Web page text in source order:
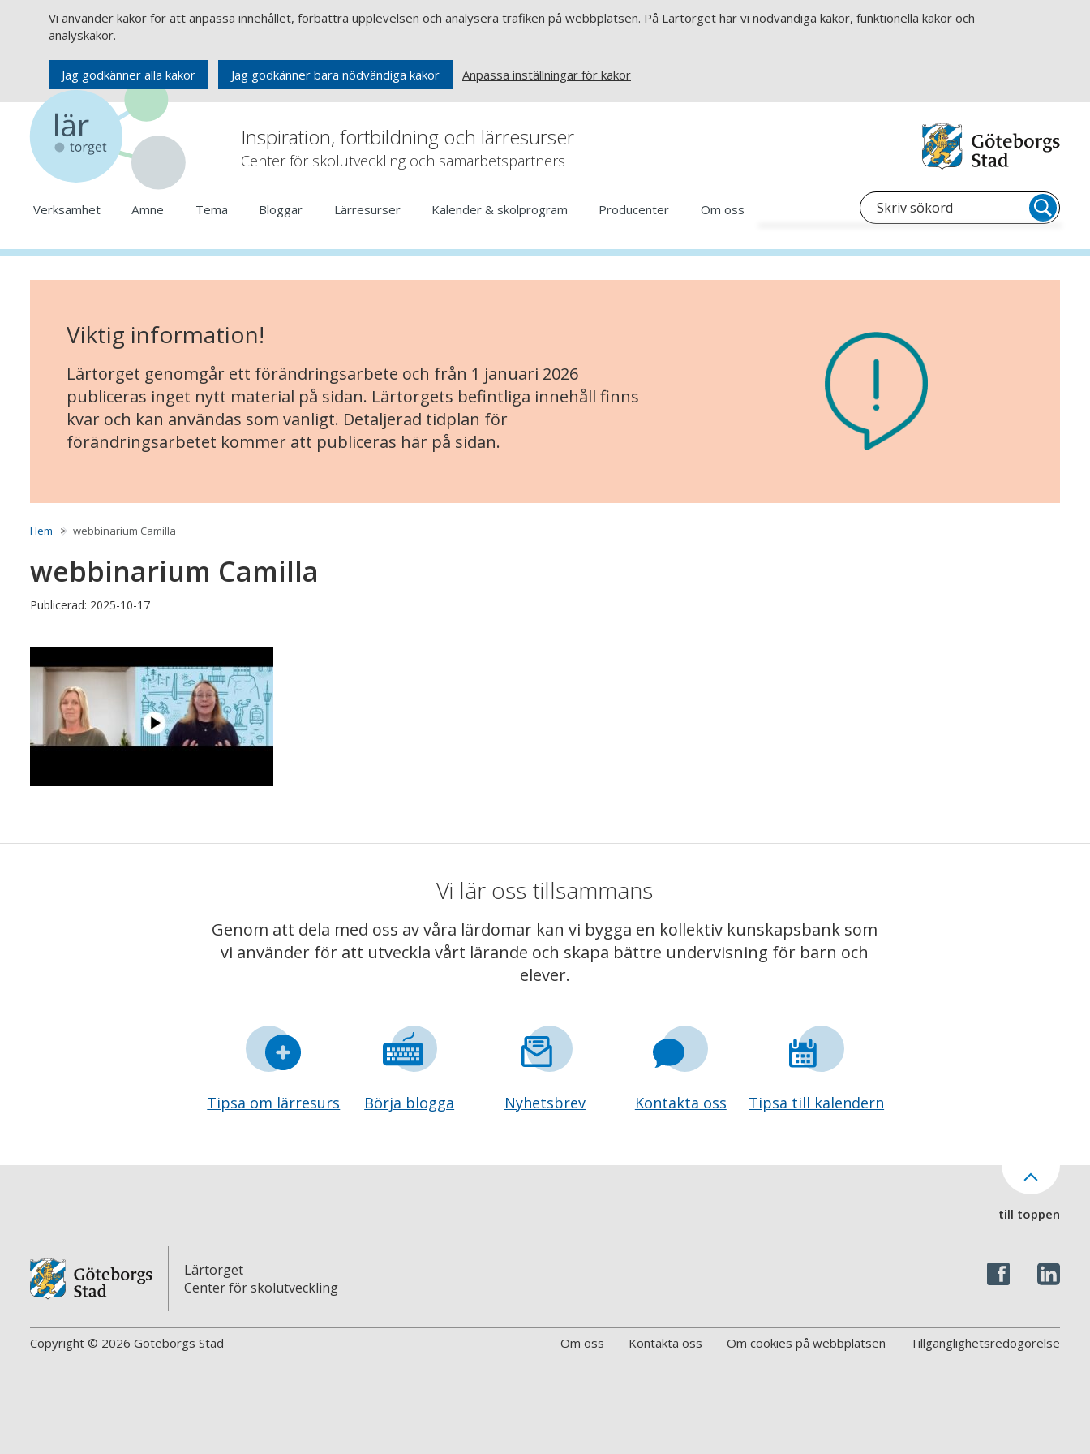
Vi använder kakor för att anpassa innehållet, förbättra upplevelsen och analysera trafiken på webbplatsen. På Lärtorget har vi nödvändiga kakor, funktionella kakor och
analyskakor.
Jag godkänner alla kakor Jag godkänner bara nödvändiga kakor Anpassa inställningar för kakor
Inspiration, fortbildning och lärresurser
Center för skolutveckling och samarbetspartners
Verksamhet Ämne Tema Bloggar Lärresurser Kalender & skolprogram Producenter Om oss
Viktig information!
Lärtorget genomgår ett förändringsarbete och från 1 januari 2026
publiceras inget nytt material på sidan. Lärtorgets befintliga innehåll finns
kvar och kan användas som vanligt. Detaljerad tidplan för
förändringsarbetet kommer att publiceras här på sidan.
Hem webbinarium Camilla
webbinarium Camilla
Publicerad: 2025-10-17
Vi lär oss tillsammans
Genom att dela med oss av våra lärdomar kan vi bygga en kollektiv kunskapsbank som
vi använder för att utveckla vårt lärande och skapa bättre undervisning för barn och
elever.
Tipsa om lärresurs Börja blogga Nyhetsbrev Kontakta oss Tipsa till kalendern
till toppen
Lärtorget
Center för skolutveckling
Copyright © 2026 Göteborgs Stad Om oss Kontakta oss Om cookies på webbplatsen Tillgänglighetsredogörelse